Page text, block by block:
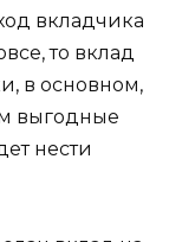
вкладчика
то вклад
в основном,
выгодные
нести